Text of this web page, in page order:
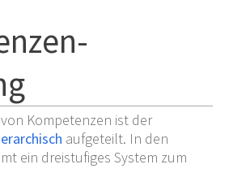
Kompetenzen ist der
aufgeteilt. In den
ein dreistufiges System zum